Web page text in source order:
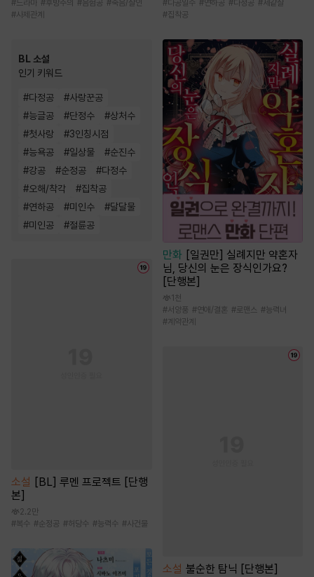
#드라마 #후방주의 # 음험공 #죽음/살인
#사제관계
BL 소설
인기 키워드
#다정공 #사랑꾼공
#능글공 #단정수 #상처수
#첫사랑 #3인칭시점
#능욕공 #일상물 #순진수
#강공 #순정공 #다정수
#오해/착각 #집착공
#연하공 #미인수 #달달물
#미인공 #절륜공
소설 [BL] 루멘 프로젝트 [단행
본]
2.2만
#복수 #순정공 #허당수 #능력수 #사건물
#다공일수 #연하공 #다정공 #세같살
#집착공
만화 [일권만] 실례지만 약혼자
님, 당신의 눈은 장식인가요?
[단행본]
1천
#서양풍 #연애/결혼 #로맨스 #능력녀
#계약관계
소설 불순한 탐닉 [단행본]